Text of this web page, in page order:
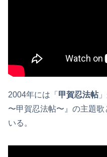
2004年には「 甲賀忍法帖
〜甲賀忍法帖〜』の主題
いる。